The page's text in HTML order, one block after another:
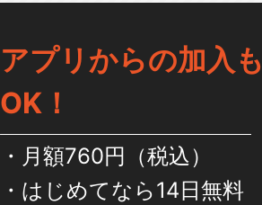
アプリからの加入も
OK！
月額760円（税込）
はじめてなら14日無料